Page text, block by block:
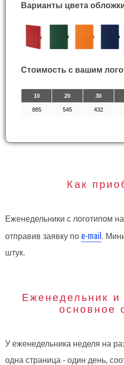
Варианты цвета
Стоимость с вашим
10 20 30
885 545 432
Как
Еженедельники с логотипом
отправив заявку по e-mail.
штук.
Еженедельник
основное
У еженедельника неделя на
одна страница - один день,